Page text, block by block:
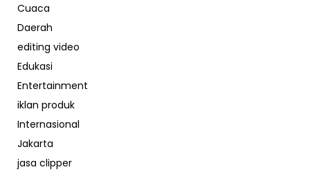
Cuaca
Daerah
editing video
Edukasi
Entertainment
iklan produk
Internasional
Jakarta
jasa clipper